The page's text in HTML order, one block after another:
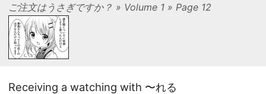
ご注文はうさぎですか？ » Volume 1 » Page 12
Receiving a watching with 〜れる